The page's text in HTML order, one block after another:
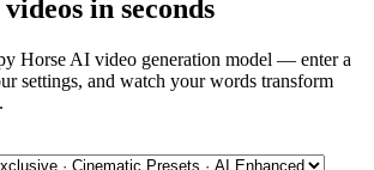
in seconds
Horse AI video generation model — enter a
settings, and watch your words transform